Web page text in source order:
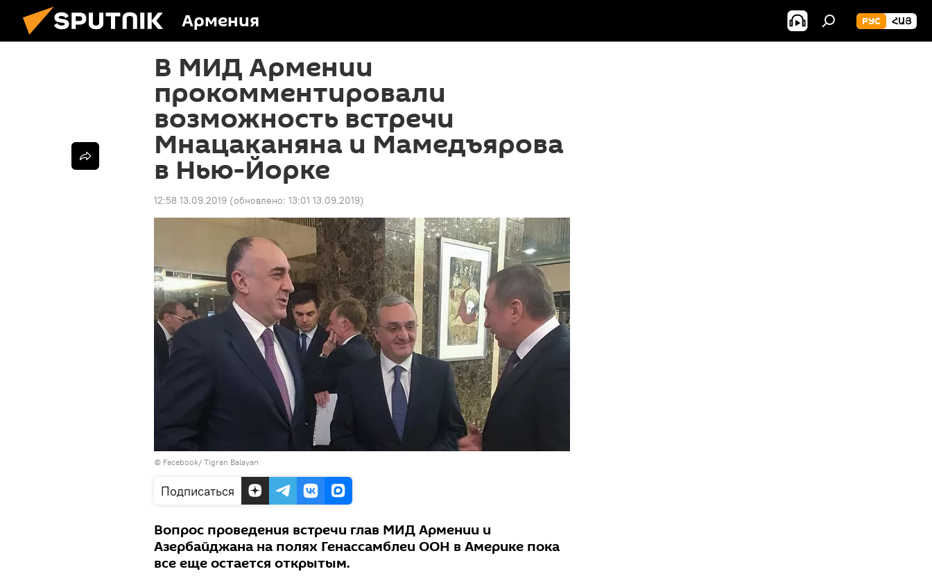
Армения РУС ՀԱՅ
В МИД Армении
прокомментировали
возможность встречи
Мнацаканяна и Мамедъярова
в Нью-Йорке
12:58 13.09.2019 (обновлено: 13:01 13.09.2019)
© Facebook/ Tigran Balayan
Подписаться
Вопрос проведения встречи глав МИД Армении и
Азербайджана на полях Генассамблеи ООН в Америке пока
все еще остается открытым.